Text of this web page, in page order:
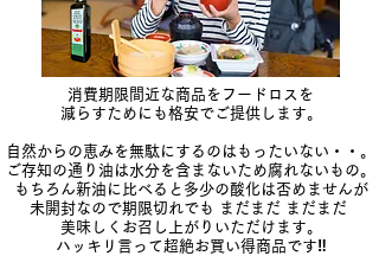
​消費期限間近な商品をフードロスを
減らすためにも格安でご提供します。
自然からの恵みを無駄にするのはもったいない・・。
ご存知の通り油は水分を含まないため腐れないもの。
もちろん新油に比べると多少の酸化は否めませんが
未開封なので期限切れでも まだまだ まだまだ
美味しくお召し上がりいただけます。
​ ハッキリ言って超絶お買い得商品です‼